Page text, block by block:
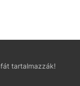
tartalmazzák!